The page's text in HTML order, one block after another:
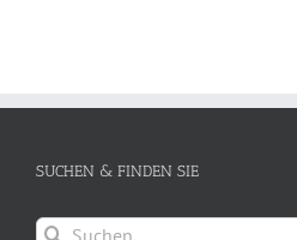
SUCHEN & FINDEN SIE
Suche